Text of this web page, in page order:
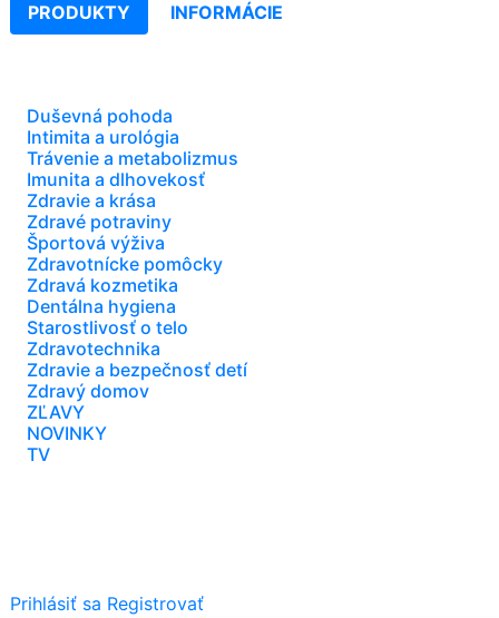
PRODUKTY INFORMÁCIE
Duševná pohoda
Intimita a urológia
Trávenie a metabolizmus
Imunita a dlhovekosť
Zdravie a krása
Zdravé potraviny
Športová výživa
Zdravotnícke pomôcky
Zdravá kozmetika
Dentálna hygiena
Starostlivosť o telo
Zdravotechnika
Zdravie a bezpečnosť detí
Zdravý domov
ZĽAVY
NOVINKY
TV
Prihlásiť sa Registrovať